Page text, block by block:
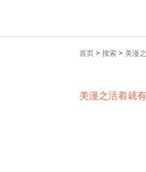
首页 > 搜索 > 美漫
美漫之活着就